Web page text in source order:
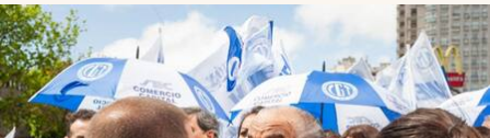
Clase
Clima
Mundial 2026